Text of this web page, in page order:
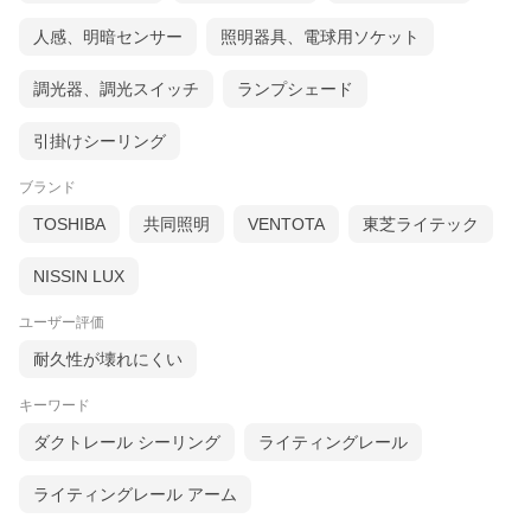
人感、明暗センサー 照明器具、電球用ソケット
調光器、調光スイッチ ランプシェード
引掛けシーリング
ブランド
TOSHIBA 共同照明 VENTOTA 東芝ライテック
NISSIN LUX
ユーザー評価
耐久性が壊れにくい
キーワード
ダクトレール シーリング ライティングレール
ライティングレール アーム